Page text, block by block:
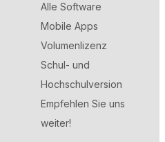
Alle Software
Mobile Apps
Volumenlizenz
Schul- und
Hochschulversion
Empfehlen Sie uns
weiter!